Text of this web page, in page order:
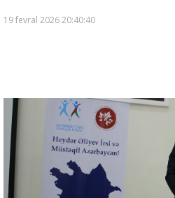
19 fevral 2026 20:40:40